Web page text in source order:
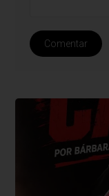
Comentar